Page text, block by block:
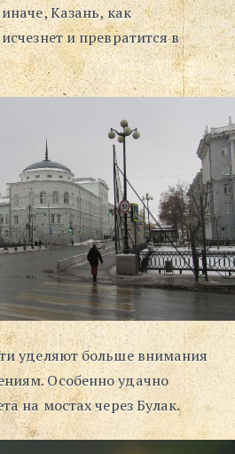
Казань, как
и превратится в
уделяют больше внимания
Особенно удачно
на мостах через Булак.